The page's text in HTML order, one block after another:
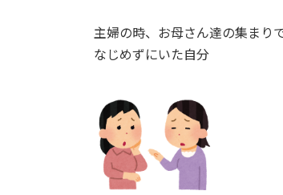
主婦の時、お母さん達の集まり
なじめずにいた自分